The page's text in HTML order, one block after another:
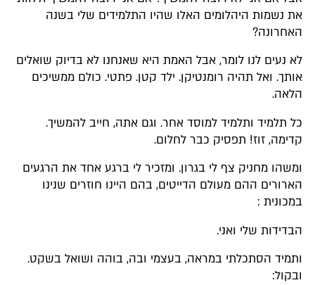
את נשמות היהלומים האלו שהיו התלמידים שלי בשנה
האחרונה?
לא נעים לנו לומר, אבל האמת היא שאנחנו לא בדיוק שואלים
אותך. ואל תהיה רומנטיקן. ילד קטן. פתטי. כולם ממשיכים
הלאה.
כל תלמיד ותלמיד למוסד אחר. וגם אתה, חייב להמשיך.
קדימה, זוז! תפסיק כבר לחלום.
ומשהו מחניק צף לי בגרון. ומזכיר לי ברגע אחד את הרגעים
הארורים ההם מעולם הדייטים, בהם היינו חוזרים שנינו
במכונית :
הבדידות שלי ואני.
ותמיד הסתכלתי במראה, בעצמי ובה, בוהה ושואל בשקט.
ובקול: